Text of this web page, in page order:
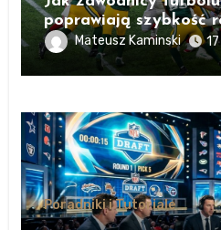
poprawiają szybkość
Mateusz Kaminski
Poradniki i Tutoriale